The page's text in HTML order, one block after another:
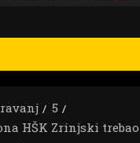
5
HŠK Zrinjski